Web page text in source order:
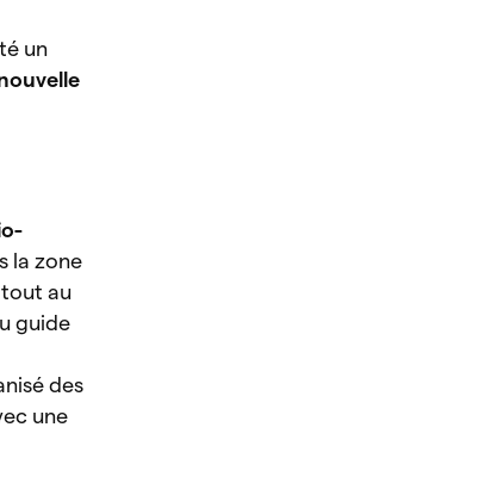
un
la zone
tout au
guide
des
une